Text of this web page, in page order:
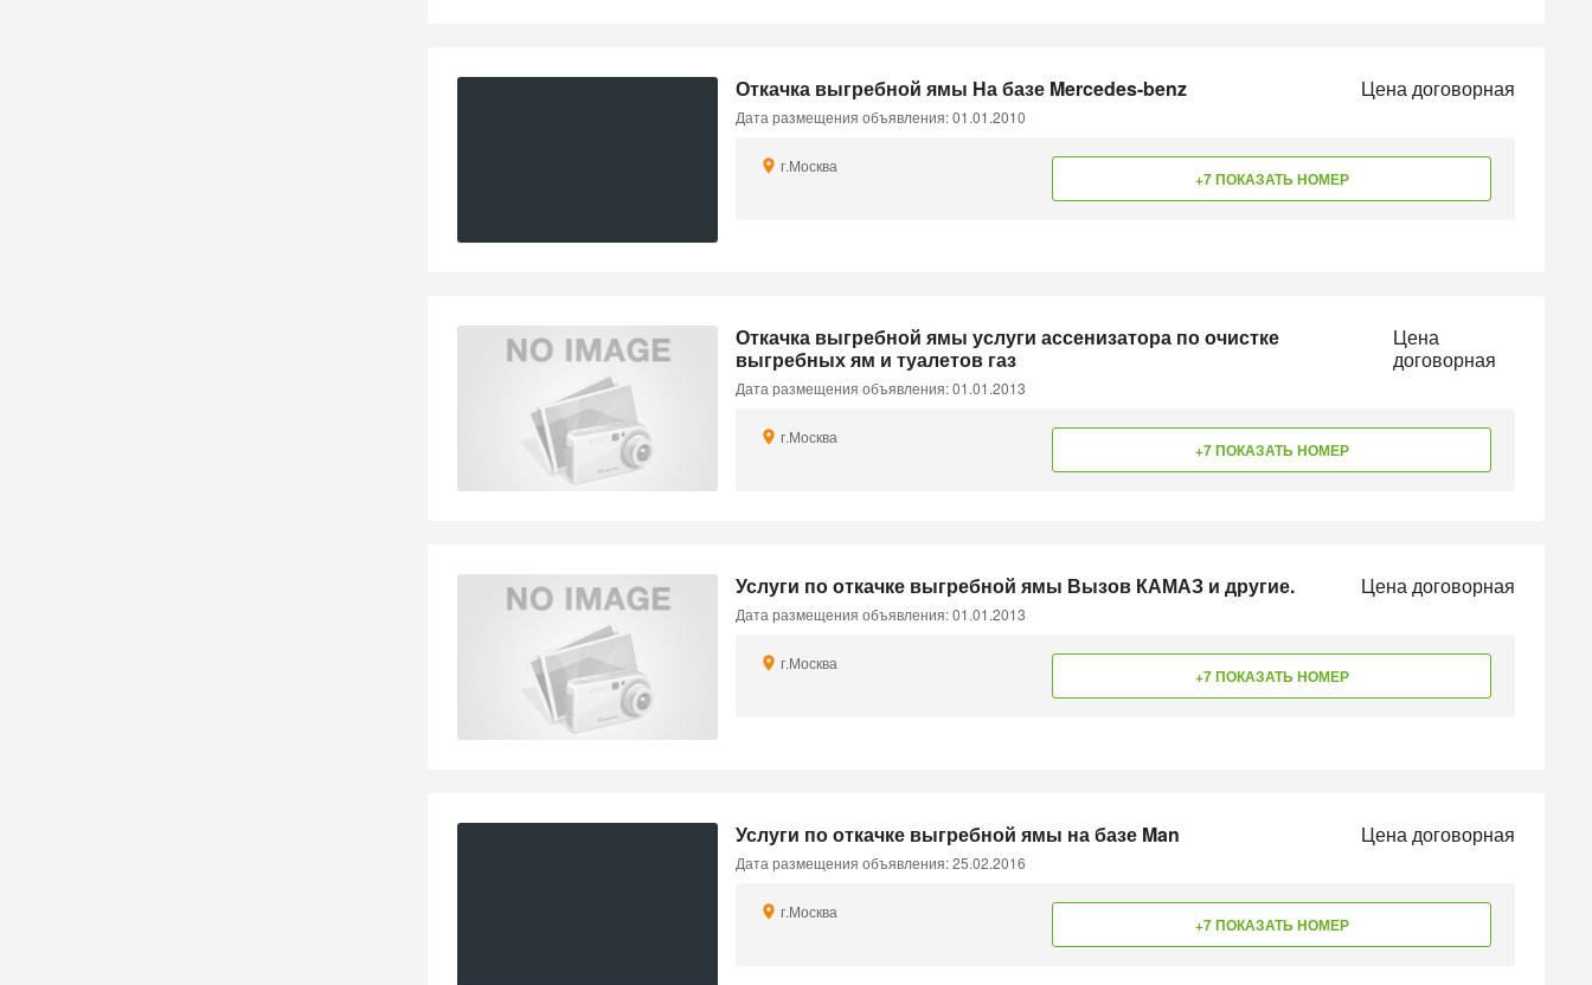
Откачка выгребной ямы На базе Mercedes-benz Цена договорная
Дата размещения объявления: 01.01.2010
г.Москва
+7 ПОКАЗАТЬ НОМЕР
Откачка выгребной ямы услуги ассенизатора по очистке
выгребных ям и туалетов газ
Цена
договорная
Дата размещения объявления: 01.01.2013
г.Москва
+7 ПОКАЗАТЬ НОМЕР
Услуги по откачке выгребной ямы Вызов КАМАЗ и другие. Цена договорная
Дата размещения объявления: 01.01.2013
г.Москва
+7 ПОКАЗАТЬ НОМЕР
Услуги по откачке выгребной ямы на базе Man Цена договорная
Дата размещения объявления: 25.02.2016
г.Москва
+7 ПОКАЗАТЬ НОМЕР